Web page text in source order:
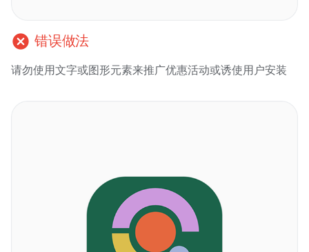
cancel 错误做法
请勿使用文字或图形元素来推广优惠活动或诱使用户安装